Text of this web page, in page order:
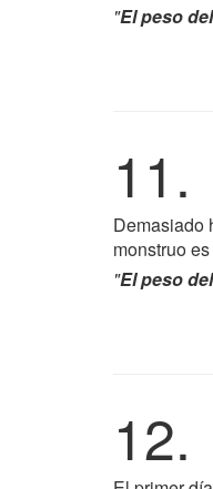
"El peso
11.
Demasiado
monstruo
"El peso
12.